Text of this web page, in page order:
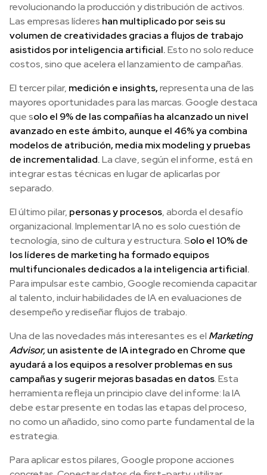
revolucionando la producción y distribución de activos.
Las empresas líderes han multiplicado por seis su
volumen de creatividades gracias a flujos de trabajo
asistidos por inteligencia artificial.Esto no solo reduce
costos, sino que acelera el lanzamiento de campañas.
El tercer pilar, medición e insights,representa una de las
mayores oportunidades para las marcas. Google destaca
que solo el 9% de las compañías ha alcanzado un nivel
avanzado en este ámbito, aunque el 46% ya combina
modelos de atribución, media mix modeling y pruebas
de incrementalidad.La clave, según el informe, está en
integrar estas técnicas en lugar de aplicarlas por
separado.
El último pilar, personas y procesos, aborda el desafío
organizacional. Implementar IA no es solo cuestión de
tecnología, sino de cultura y estructura. Solo el 10% de
los líderes de marketing ha formado equipos
multifuncionales dedicados a la inteligencia artificial.
Para impulsar este cambio, Google recomienda capacitar
al talento, incluir habilidades de IA en evaluaciones de
desempeño y rediseñar flujos de trabajo.
Una de las novedades más interesantes es el Marketing
Advisor,un asistente de IA integrado en Chrome que
ayudará a los equipos a resolver problemas en sus
campañas y sugerir mejoras basadas en datos. Esta
herramienta refleja un principio clave del informe: la IA
debe estar presente en todas las etapas del proceso,
no como un añadido, sino como parte fundamental de la
estrategia.
Para aplicar estos pilares, Google propone acciones